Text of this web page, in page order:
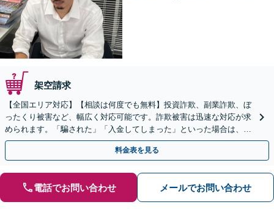
架空請求
【全国エリア対応】【相談は何度でも無料】投資詐欺、副業詐欺、ぼ
ったくり被害など、幅広く対応可能です。詐欺被害は迅速な対応が求
められます。「騙された」「入金してしまった」といった場合は、お
早めにご相談ください。【電話・メール・WEB相談可】
料金表を見る
電話でお問い合わせ メールでお問い合わせ